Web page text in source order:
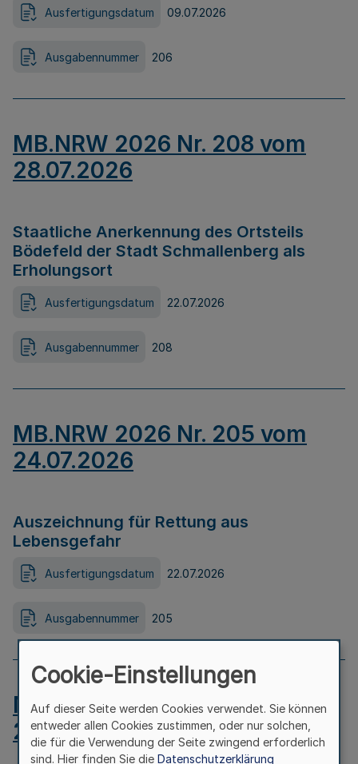
Ausfertigungsdatum 09.07.2026
Ausgabennummer 206
MB.NRW 2026 Nr. 208 vom
28.07.2026
Staatliche Anerkennung des Ortsteils
Bödefeld der Stadt Schmallenberg als
Erholungsort
Ausfertigungsdatum 22.07.2026
Ausgabennummer 208
MB.NRW 2026 Nr. 205 vom
24.07.2026
Auszeichnung für Rettung aus
Lebensgefahr
Ausfertigungsdatum 22.07.2026
Ausgabennummer 205
MB.NRW 2026 Nr. 204 vom
24.07.2026
Cookie-Einstellungen
Auf dieser Seite werden Cookies verwendet. Sie können
entweder allen Cookies zustimmen, oder nur solchen,
die für die Verwendung der Seite zwingend erforderlich
sind. Hier finden Sie die Datenschutzerklärung